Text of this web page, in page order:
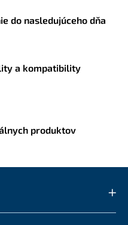
do nasledujúceho dňa
a kompatibility
produktov